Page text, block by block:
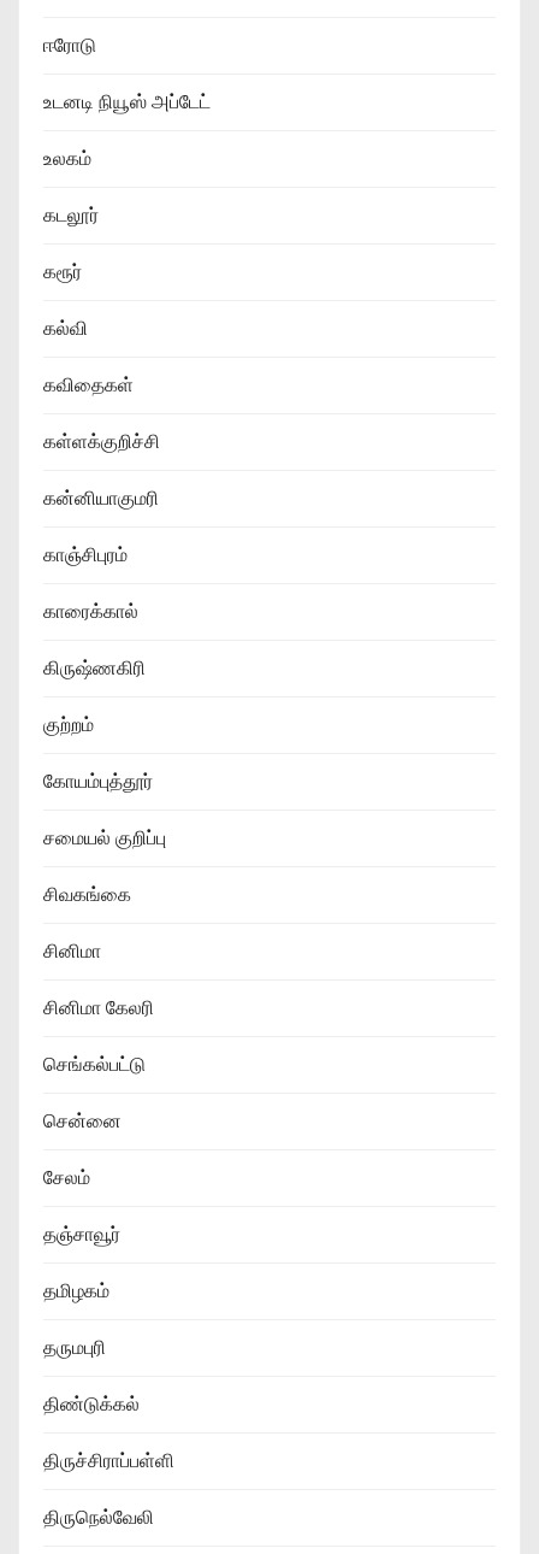
ஈரோடு
உடனடி நியூஸ் அப்டேட்
உலகம்
கடலூர்
கரூர்
கல்வி
கவிதைகள்
கள்ளக்குறிச்சி
கன்னியாகுமரி
காஞ்சிபுரம்
காரைக்கால்
கிருஷ்ணகிரி
குற்றம்
கோயம்புத்தூர்
சமையல் குறிப்பு
சிவகங்கை
சினிமா
சினிமா கேலரி
செங்கல்பட்டு
சென்னை
சேலம்
தஞ்சாவூர்
தமிழகம்
தருமபுரி
திண்டுக்கல்
திருச்சிராப்பள்ளி
திருநெல்வேலி